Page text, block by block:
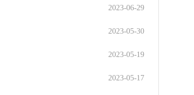
2023-06-29
2023-05-30
2023-05-19
2023-05-17